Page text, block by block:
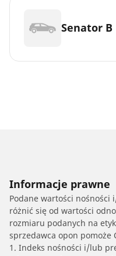
Senator B
Informacje prawne
Podane wartości
różnić się od wartości
rozmiaru podanych na
sprzedawca opon pomoże
1. Indeks nośności i/lub